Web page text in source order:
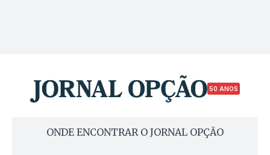
50 ANOS
ONDE ENCONTRAR O JORNAL OPÇÃO